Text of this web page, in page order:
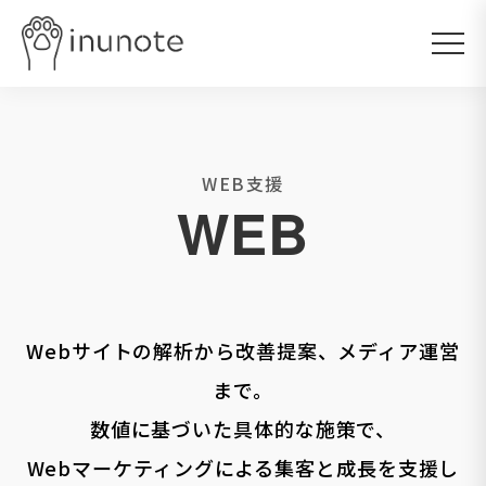
WEB
WEB支援
Webサイトの解析から改善提案、メディア運営
まで。
数値に基づいた具体的な施策で、
Webマーケティングによる集客と成長を支援し